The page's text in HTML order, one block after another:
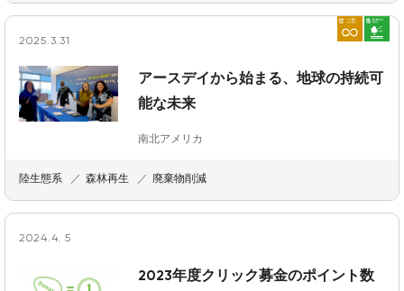
2025.3.31
アースデイから始まる、地球の持続可
能な未来
南北アメリカ
陸生態系 森林再生 廃棄物削減
2024.4. 5
2023年度クリック募金のポイント数